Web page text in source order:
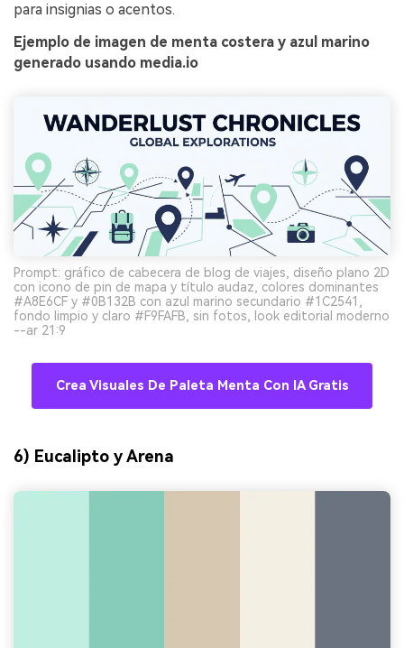
para insignias o acentos.
Ejemplo de imagen de menta costera y azul marino
generado usando media.io
Prompt: gráfico de cabecera de blog de viajes, diseño plano 2D
con icono de pin de mapa y título audaz, colores dominantes
#A8E6CF y #0B132B con azul marino secundario #1C2541,
fondo limpio y claro #F9FAFB, sin fotos, look editorial moderno
--ar 21:9
Crea Visuales De Paleta Menta Con IA Gratis
6) Eucalipto y Arena